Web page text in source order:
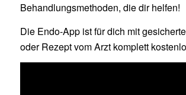
Behandlungsmethoden, die dir helfen!
Die Endo-App ist für dich mit
oder Rezept vom Arzt komplett